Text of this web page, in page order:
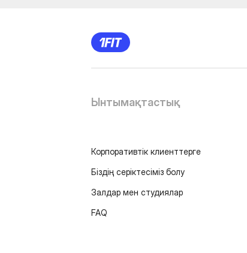
Ынтымақтастық
Корпоративтік клиенттерге
Біздің серіктесіміз болу
Залдар мен студиялар
FAQ